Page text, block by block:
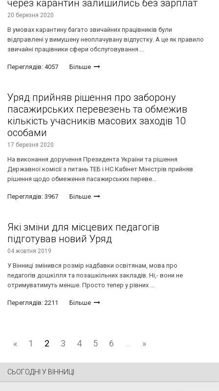
через карантин залишились без зарплат
20 березня 2020
В умовах карантину багато звичайних працівників були
відправлені у вимушену неоплачувану відпустку. А це як правило
звичайні працівники сфери обслуговування....
Переглядів: 4057 Більше
Уряд прийняв рішення про заборону
пасажирських перевезень та обмежив
кількість учасників масових заходів 10
особами
17 березня 2020
На виконання доручення Президента України та рішення
Державної комісії з питань ТЕБ і НС Кабінет Міністрів прийняв
рішення щодо обмеження пасажирських переве...
Переглядів: 3967 Більше
Які зміни для місцевих педагогів
підготував новий Уряд
04 жовтня 2019
У Вінниці змінився розмір надбавки освітянам, мова про
педагогів дошкілля та позашкільних закладів. Ні,- вони не
отримуватимуть менше. Просто тепер у рівних ...
Переглядів: 2211 Більше
« 1 2 3 4 5 6 ... »
СЬОГОДНІ У ВІННИЦІ